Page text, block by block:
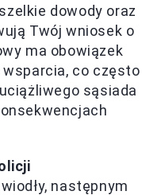
dowody oraz
Twój wniosek o
ma obowiązek
co często
sąsiada
następnym